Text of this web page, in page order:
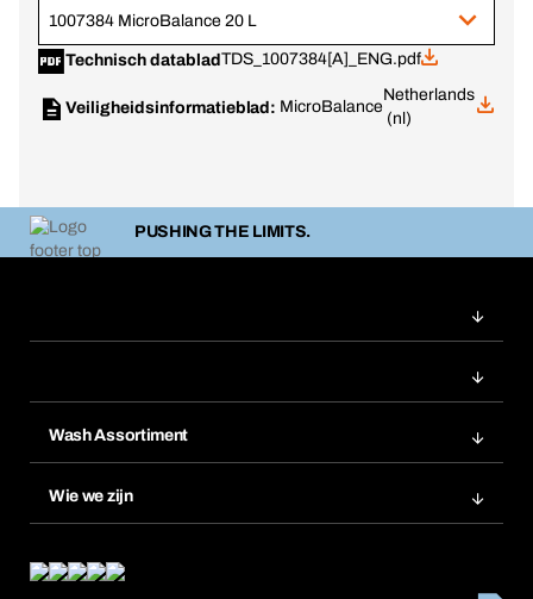
1007384 MicroBalance 20 L
Technisch datablad TDS_1007384[A]_ENG.pdf
Veiligheidsinformatieblad: MicroBalance
Netherlands
(nl)
PUSHING THE LIMITS.
Wash Assortiment
Wie we zijn
Wat ons drijft